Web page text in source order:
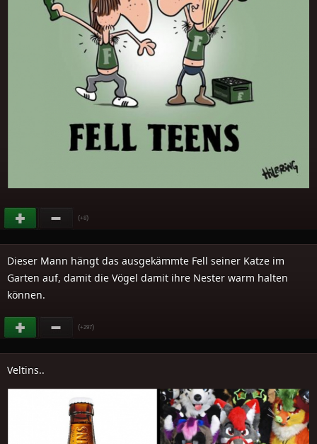
(+8)
Dieser Mann hängt das ausgekämmte Fell seiner Katze im
Garten auf, damit die Vögel damit ihre Nester warm halten
können.
(+297)
Veltins..